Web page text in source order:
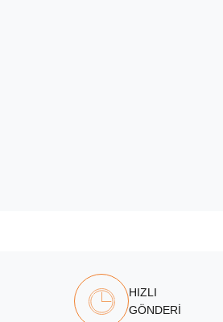
HIZLI
GÖNDERİ